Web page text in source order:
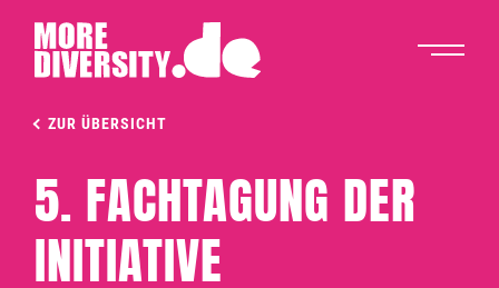
ZUR ÜBERSICHT
5. FACHTAGUNG DER
INITIATIVE